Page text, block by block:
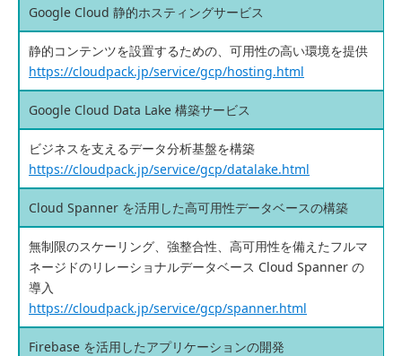
Google Cloud 静的ホスティングサービス
静的コンテンツを設置するための、可用性の高い環境を提供
https://cloudpack.jp/service/gcp/hosting.html
Google Cloud Data Lake 構築サービス
ビジネスを支えるデータ分析基盤を構築
https://cloudpack.jp/service/gcp/datalake.html
Cloud Spanner を活用した高可用性データベースの構築
無制限のスケーリング、強整合性、高可用性を備えたフルマ
ネージドのリレーショナルデータベース Cloud Spanner の
導入
https://cloudpack.jp/service/gcp/spanner.html
Firebase を活用したアプリケーションの開発